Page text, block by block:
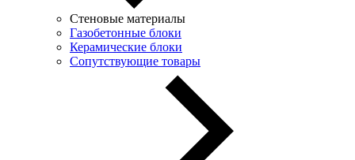
Стеновые материалы
Газобетонные блоки
Керамические блоки
Сопутствующие товары